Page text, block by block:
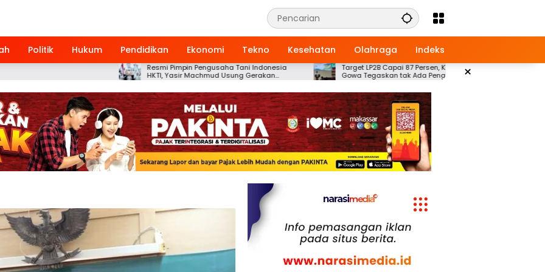
Politik Hukum Pendidikan Ekonomi Tekno Kesehatan Olahraga Indeks
×
Resmi Pimpin Pengusaha Tani Indonesia
HKTI, Yasir Machmud Usung Gerakan
Kemandirian Pangan Berbasis Petani
Modern
Target LP2B Capai 87 Persen, Kepala BPN
Gowa Tegaskan tak Ada Pengalihan Lahan
Pertanian